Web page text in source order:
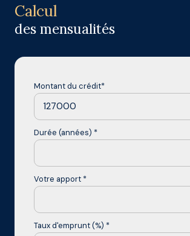
Calcul
des mensualités
Montant du crédit*
Durée (années) *
Votre apport *
Taux d'emprunt (%) *